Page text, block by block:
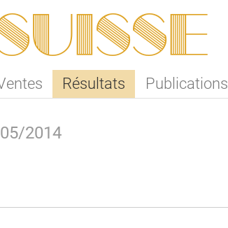
Résultats Publications
2014